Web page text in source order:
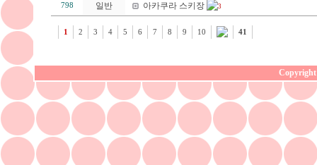
798 일반 아카쿠라 스키장 3
1 2 3 4 5 6 7 8 9 10 41
Copyright